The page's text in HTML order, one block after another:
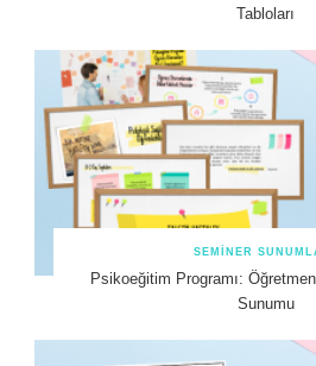
Tabloları
SEMINER
Psikoeğitim Programı:
Sunumu